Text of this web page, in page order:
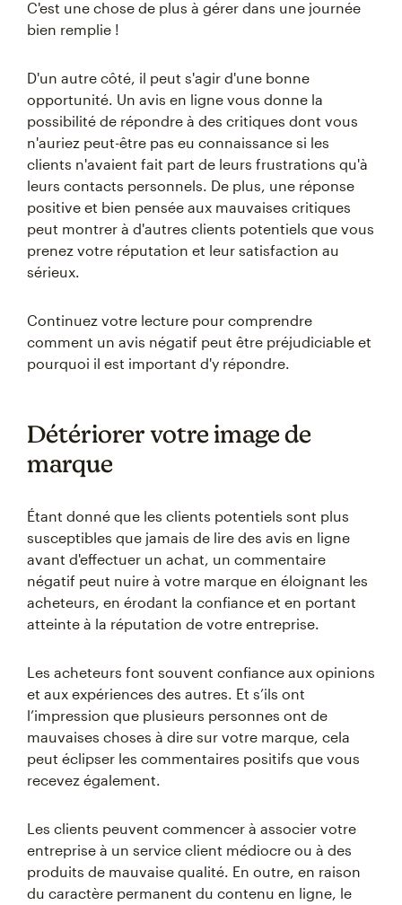
C'est une chose de plus à gérer dans une journée
bien remplie !
D'un autre côté, il peut s'agir d'une bonne
opportunité. Un avis en ligne vous donne la
possibilité de répondre à des critiques dont vous
n'auriez peut-être pas eu connaissance si les
clients n'avaient fait part de leurs frustrations qu'à
leurs contacts personnels. De plus, une réponse
positive et bien pensée aux mauvaises critiques
peut montrer à d'autres clients potentiels que vous
prenez votre réputation et leur satisfaction au
sérieux.
Continuez votre lecture pour comprendre
comment un avis négatif peut être préjudiciable et
pourquoi il est important d'y répondre.
Détériorer votre image de
marque
Étant donné que les clients potentiels sont plus
susceptibles que jamais de lire des avis en ligne
avant d'effectuer un achat, un commentaire
négatif peut nuire à votre marque en éloignant les
acheteurs, en érodant la confiance et en portant
atteinte à la réputation de votre entreprise.
Les acheteurs font souvent confiance aux opinions
et aux expériences des autres. Et s’ils ont
l’impression que plusieurs personnes ont de
mauvaises choses à dire sur votre marque, cela
peut éclipser les commentaires positifs que vous
recevez également.
Les clients peuvent commencer à associer votre
entreprise à un service client médiocre ou à des
produits de mauvaise qualité. En outre, en raison
du caractère permanent du contenu en ligne, le